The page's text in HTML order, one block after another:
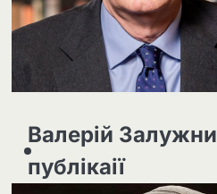
Валерій
публікаії